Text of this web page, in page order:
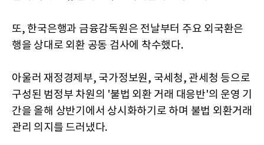
또, 한국은행과 금융감독원은 전날부터 주요 외국환은
행을 상대로 외환 공동 검사에 착수했다.
아울러 재정경제부, 국가정보원, 국세청, 관세청 등으로
구성된 범정부 차원의 '불법 외환 거래 대응반'의 운영 기
간을 올해 상반기에서 상시화하기로 하며 불법 외환거래
관리 의지를 드러냈다.